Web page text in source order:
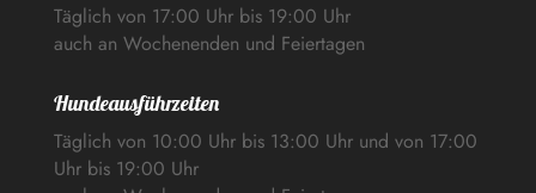
Täglich von 17:00 Uhr bis 19:00 Uhr
auch an Wochenenden und Feiertagen
Hundeausführzeiten
Täglich von 10:00 Uhr bis 13:00 Uhr und von 17:00
Uhr bis 19:00 Uhr